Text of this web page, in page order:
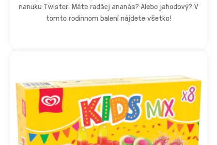
nanuku Twister. Máte radšej ananás? Alebo jahodový? V
tomto rodinnom balení nájdete všetko!